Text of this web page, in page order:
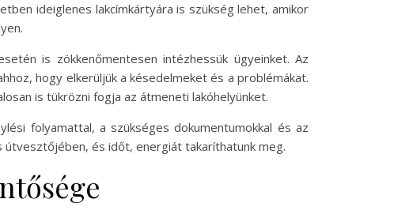
ideiglenes lakcímkártyára is szükség lehet, amikor
is zökkenőmentesen intézhessük ügyeinket. Az
hogy elkerüljük a késedelmeket és a problémákat.
is tükrözni fogja az átmeneti lakóhelyünket.
folyamattal, a szükséges dokumentumokkal és az
útvesztőjében, és időt, energiát takaríthatunk meg.